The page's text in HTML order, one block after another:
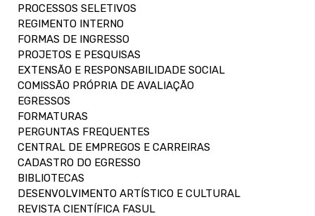
PROCESSOS SELETIVOS
REGIMENTO INTERNO
FORMAS DE INGRESSO
PROJETOS E PESQUISAS
EXTENSÃO E RESPONSABILIDADE SOCIAL
COMISSÃO PRÓPRIA DE AVALIAÇÃO
EGRESSOS
FORMATURAS
PERGUNTAS FREQUENTES
CENTRAL DE EMPREGOS E CARREIRAS
CADASTRO DO EGRESSO
BIBLIOTECAS
DESENVOLVIMENTO ARTÍSTICO E CULTURAL
REVISTA CIENTÍFICA FASUL